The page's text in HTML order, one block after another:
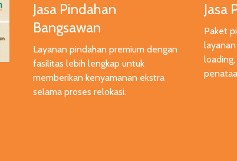
Jasa Pindahan
Bangsawan
Layanan pindahan premium dengan
fasilitas lebih lengkap untuk
memberikan kenyamanan ekstra
selama proses relokasi.
Jasa
Paket